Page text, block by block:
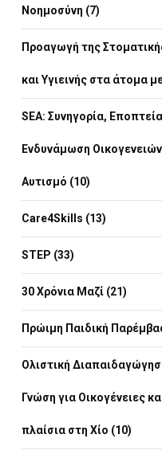
Νοημοσύνη (7)
Προαγωγή της
και Υγιεινής στα άτομα
SEA: Συνηγορία,
Ενδυνάμωση
Αυτισμό (10)
Care4Skills (13)
STEP (33)
30 Χρόνια Μαζί (21)
Πρώιμη Παιδική
Ολιστική
Γνώση για Οικογένειες
πλαίσια στη Χίο (10)